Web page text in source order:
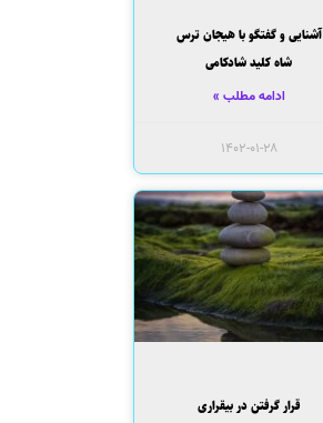
آشنایی و گفتگو با هیجان ترس
شاه کلید شادکامی
ادامه مطلب »
۱۴۰۲-۰۱-۲۸
قرار گرفتن در بیقراری